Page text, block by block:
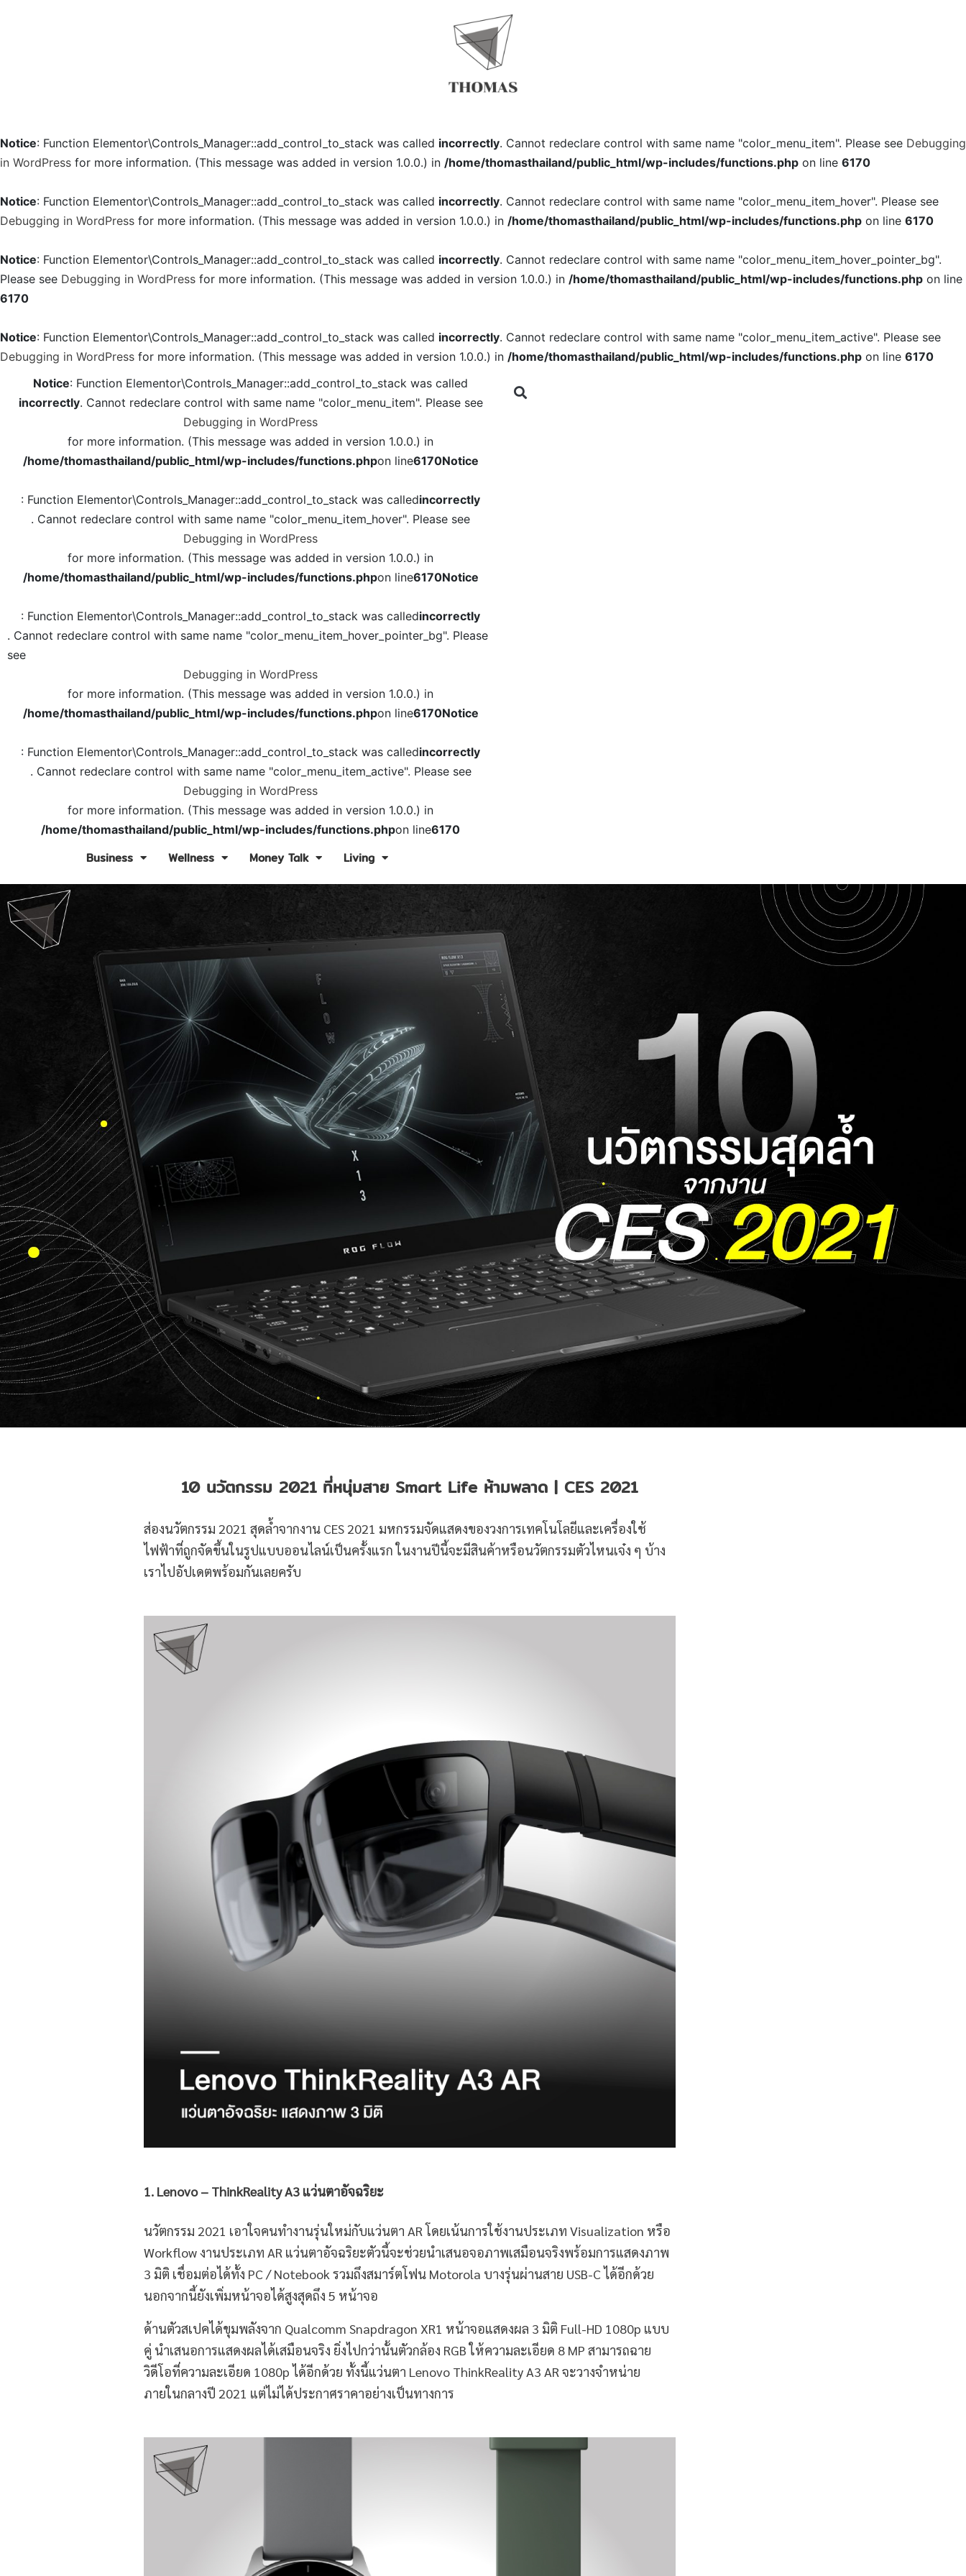
Notice: Function Elementor\Controls_Manager::add_control_to_stack was called incorrectly. Cannot redeclare control with same name "color_menu_item". Please see Debugging
in WordPress for more information. (This message was added in version 1.0.0.) in /home/thomasthailand/public_html/wp-includes/functions.php on line 6170
Notice: Function Elementor\Controls_Manager::add_control_to_stack was called incorrectly. Cannot redeclare control with same name "color_menu_item_hover". Please see
Debugging in WordPress for more information. (This message was added in version 1.0.0.) in /home/thomasthailand/public_html/wp-includes/functions.php on line 6170
Notice: Function Elementor\Controls_Manager::add_control_to_stack was called incorrectly. Cannot redeclare control with same name "color_menu_item_hover_pointer_bg".
Please see Debugging in WordPress for more information. (This message was added in version 1.0.0.) in /home/thomasthailand/public_html/wp-includes/functions.php on line
6170
Notice: Function Elementor\Controls_Manager::add_control_to_stack was called incorrectly. Cannot redeclare control with same name "color_menu_item_active". Please see
Debugging in WordPress for more information. (This message was added in version 1.0.0.) in /home/thomasthailand/public_html/wp-includes/functions.php on line 6170
Notice: Function Elementor\Controls_Manager::add_control_to_stack was called
incorrectly. Cannot redeclare control with same name "color_menu_item". Please see
Debugging in WordPress
for more information. (This message was added in version 1.0.0.) in
/home/thomasthailand/public_html/wp-includes/functions.phpon line6170Notice
: Function Elementor\Controls_Manager::add_control_to_stack was calledincorrectly
. Cannot redeclare control with same name "color_menu_item_hover". Please see
Debugging in WordPress
for more information. (This message was added in version 1.0.0.) in
/home/thomasthailand/public_html/wp-includes/functions.phpon line6170Notice
: Function Elementor\Controls_Manager::add_control_to_stack was calledincorrectly
. Cannot redeclare control with same name "color_menu_item_hover_pointer_bg". Please
see
Debugging in WordPress
for more information. (This message was added in version 1.0.0.) in
/home/thomasthailand/public_html/wp-includes/functions.phpon line6170Notice
: Function Elementor\Controls_Manager::add_control_to_stack was calledincorrectly
. Cannot redeclare control with same name "color_menu_item_active". Please see
Debugging in WordPress
for more information. (This message was added in version 1.0.0.) in
/home/thomasthailand/public_html/wp-includes/functions.phpon line6170
Business Wellness Money Talk Living
10 นวัตกรรม 2021 ที่หนุ่มสาย Smart Life ห้ามพลาด| CES 2021
ส่องนวัตกรรม 2021 สุดล้ำจากงาน CES 2021 มหกรรมจัดแสดงของวงการเทคโนโลยีและเครื่องใช้
ไฟฟ้าที่ถูกจัดขึ้นในรูปแบบออนไลน์เป็นครั้งแรก ในงานปีนี้จะมีสินค้าหรือนวัตกรรมตัวไหนเจ๋ง ๆ บ้าง
เราไปอัปเดตพร้อมกันเลยครับ
1.Lenovo– ThinkReality A3 แว่นตาอัจฉริยะ
นวัตกรรม 2021 เอาใจคนทำงานรุ่นใหม่กับแว่นตา AR โดยเน้นการใช้งานประเภท Visualization หรือ
Workflow งานประเภท AR แว่นตาอัจฉริยะตัวนี้จะช่วยนำเสนอจอภาพเสมือนจริงพร้อมการแสดงภาพ
3 มิติ เชื่อมต่อได้ทั้ง PC / Notebook รวมถึงสมาร์ตโฟน Motorola บางรุ่นผ่านสาย USB-C ได้อีกด้วย
นอกจากนี้ยังเพิ่มหน้าจอได้สูงสุดถึง 5 หน้าจอ
ด้านตัวสเปคได้ขุมพลังจาก Qualcomm Snapdragon XR1 หน้าจอแสดงผล 3 มิติ Full-HD 1080p แบบ
คู่ นำเสนอการแสดงผลได้เสมือนจริง ยิ่งไปกว่านั้นตัวกล้อง RGB ให้ความละเอียด 8 MP สามารถฉาย
วิดีโอที่ความละเอียด 1080p ได้อีกด้วย ทั้งนี้แว่นตา Lenovo ThinkReality A3 AR จะวางจำหน่าย
ภายในกลางปี ​​2021 แต่ไม่ได้ประกาศราคาอย่างเป็นทางการ